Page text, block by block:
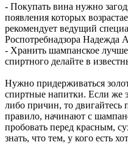
- Покупать вина нужно
появления которых
рекомендует ведущий
Роспотребнадзора Надежда
- Хранить шампанское
спиртного делайте в
Нужно придерживаться
спиртные напитки. Если же
либо причин, то двигайтесь
правило, начинают с
пробовать перед красным,
знать, что тем, у кого есть